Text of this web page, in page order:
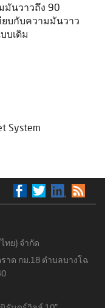
System
มันวาวถึง 90
ยบกับความมันวาว
บเดิม
ทย) จำกัด
าด กม.18 ตำบลบางโฉ